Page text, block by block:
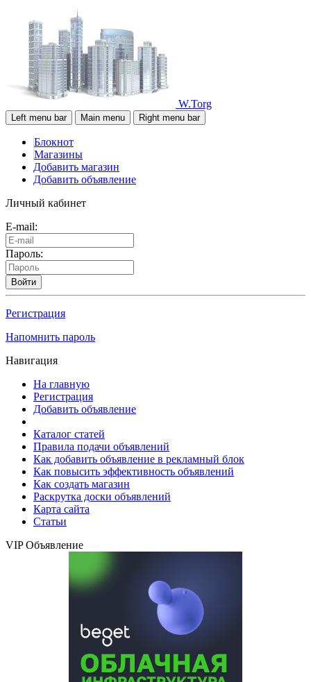
W.Torg
Left menu bar Main menu Right menu bar
Блокнот
Магазины
Добавить магазин
Добавить объявление
Личный кабинет
E-mail:
Пароль:
Войти
Регистрация
Напомнить пароль
Навигация
На главную
Регистрация
Добавить объявление
Каталог статей
Правила подачи объявлений
Как добавить объявление в рекламный блок
Как повысить эффективность объявлений
Как создать магазин
Раскрутка доски объявлений
Карта сайта
Статьи
VIP Объявление